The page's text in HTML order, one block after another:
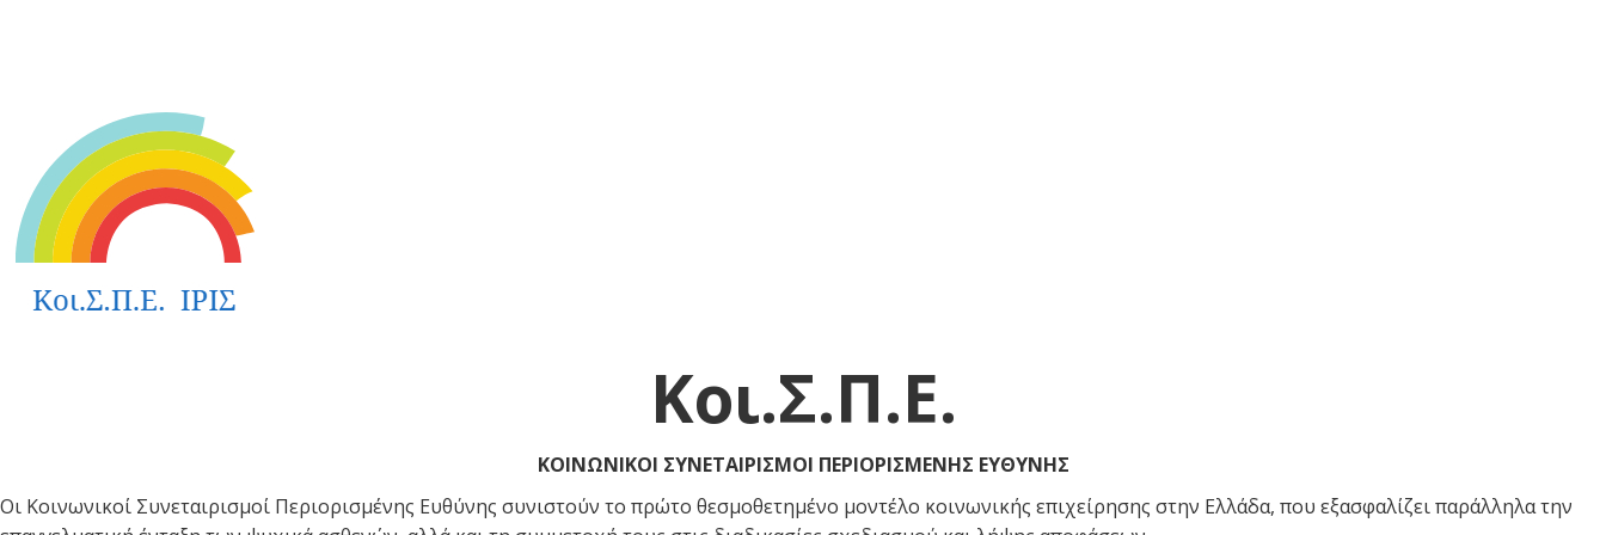
Κοι.Σ.Π.Ε.
ΚΟΙΝΩΝΙΚΟΙ ΣΥΝΕΤΑΙΡΙΣΜΟΙ ΠΕΡΙΟΡΙΣΜΕΝΗΣ ΕΥΘΥΝΗΣ
Οι Κοινωνικοί Συνεταιρισμοί Περιορισμένης Ευθύνης συνιστούν το πρώτο θεσμοθετημένο μοντέλο κοινωνικής επιχείρησης στην Ελλάδα, που εξασφαλίζει παράλληλα την